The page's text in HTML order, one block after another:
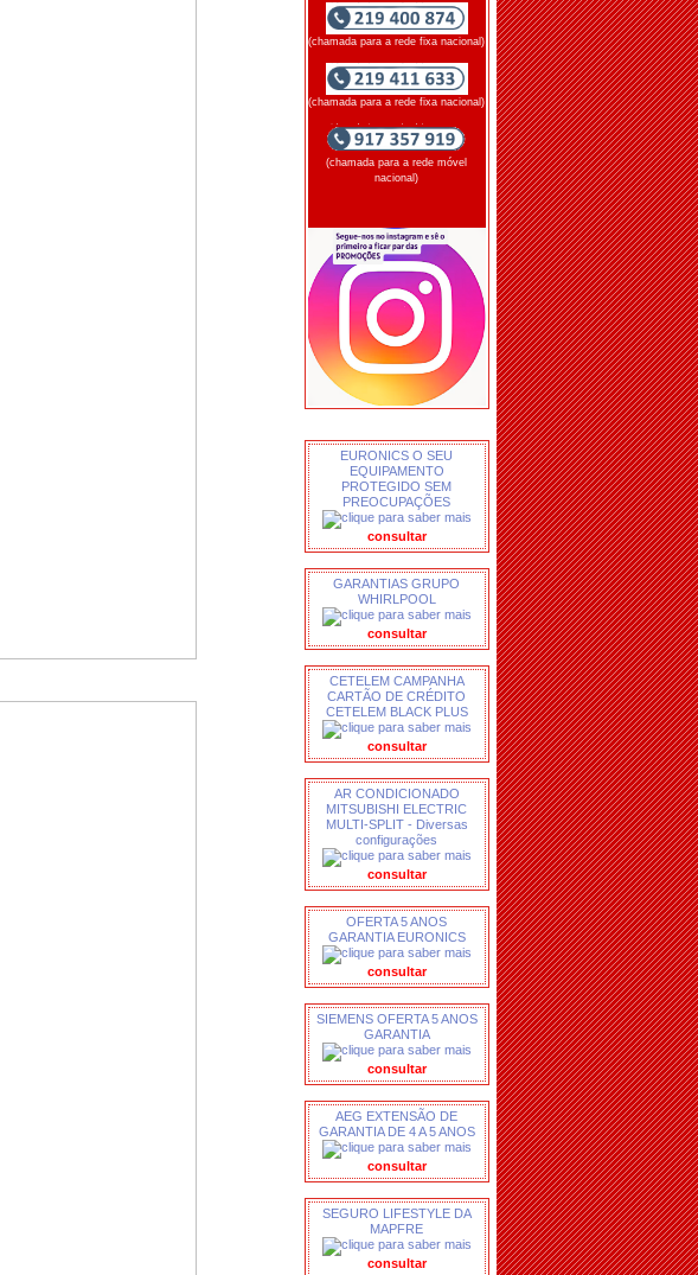
(chamada para a rede fixa nacional)
(chamada para a rede fixa nacional)
(chamada para a rede móvel
nacional)
EURONICS O SEU
EQUIPAMENTO
PROTEGIDO SEM
PREOCUPAÇÕES
consultar
GARANTIAS GRUPO
WHIRLPOOL
consultar
CETELEM CAMPANHA
CARTÃO DE CRÉDITO
CETELEM BLACK PLUS
consultar
AR CONDICIONADO
MITSUBISHI ELECTRIC
MULTI-SPLIT - Diversas
configurações
consultar
OFERTA 5 ANOS
GARANTIA EURONICS
consultar
SIEMENS OFERTA 5 ANOS
GARANTIA
consultar
AEG EXTENSÃO DE
GARANTIA DE 4 A 5 ANOS
consultar
SEGURO LIFESTYLE DA
MAPFRE
consultar